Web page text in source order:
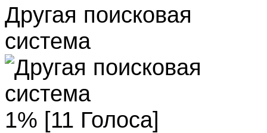
Другая поисковая
система
1% [11 Голоса]